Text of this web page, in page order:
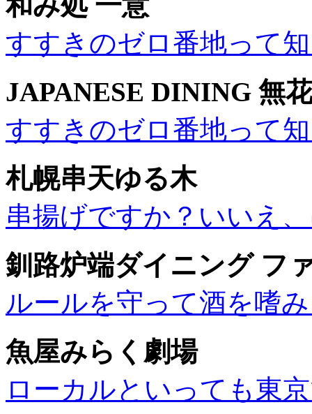
すすきのゼロ番地って
JAPANESE DINING 無
すすきのゼロ番地って
札幌串天ゆる木
串揚げですか？いいえ
釧路炉端ダイニング フ
ルールを守って酒を嗜
魚屋みらく劇場
ローカルといっても東